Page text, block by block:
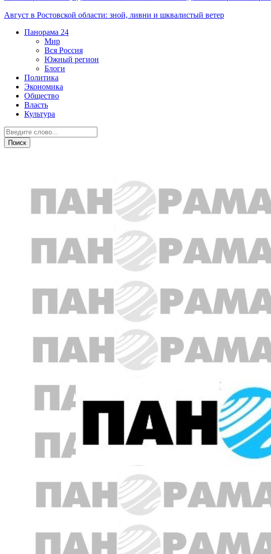
Август в Ростовской области: зной, ливни и шквалистый ветер
Панорама 24
Мир
Вся Россия
Южный регион
Блоги
Политика
Экономика
Общество
Власть
Культура